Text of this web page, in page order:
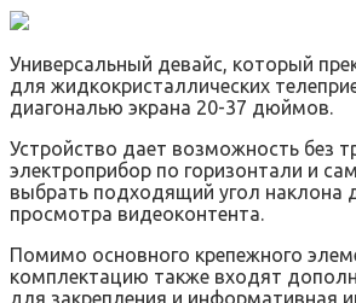
Универсальный девайс, который
для жидкокристаллических
диагональю экрана 20-37 дюймов.
Устройство дает возможность без
электроприбор по горизонтали и
выбрать подходящий угол наклона
просмотра видеоконтента.
Помимо основного крепежного
комплектацию также входят
для закрепления и информативная